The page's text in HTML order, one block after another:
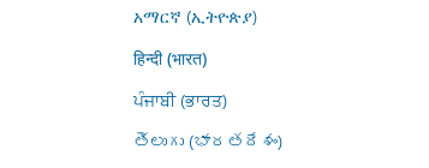
አማርኛ (ኢትዮጵያ)
हिन्दी (भारत)
ਪੰਜਾਬੀ (ਭਾਰਤ)
తెలుగు (భారతదేశం)